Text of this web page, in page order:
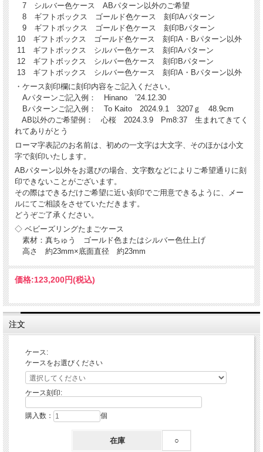
7 シルバー色ケース ABパターン以外のご希望
8 ギフトボックス ゴールド色ケース 刻印Aパターン
9 ギフトボックス ゴールド色ケース 刻印Bパターン
10 ギフトボックス ゴールド色ケース 刻印A・Bパターン以外
11 ギフトボックス シルバー色ケース 刻印Aパターン
12 ギフトボックス シルバー色ケース 刻印Bパターン
13 ギフトボックス シルバー色ケース 刻印A・Bパターン以外
・ケース刻印欄に刻印内容をご記入ください。
Aパターンご記入例： Hinano ’24.12.30
Bパターンご記入例： To Kaito 2024.9.1 3207ｇ 48.9cm
AB以外のご希望例： 心桜 2024.3.9 Pm8:37 生まれてきてく
れてありがとう
ローマ字表記のお名前は、初めの一文字は大文字、そのほかは小文
字で刻印いたします。
ABパターン以外をお選びの場合、文字数などによりご希望通りに刻
印できないことがございます。
その際はできるだけご希望に近い刻印でご用意できるように、メー
ルにてご相談をさせていただきます。
どうぞご了承ください。
◇ ベビーズリングたまごケース
素材：真ちゅう ゴールド色またはシルバー色仕上げ
高さ 約23mm×底面直径 約23mm
価格:123,200円(税込)
注文
ケース:
ケースをお選びください
ケース刻印:
購入数： 個
在庫 ○